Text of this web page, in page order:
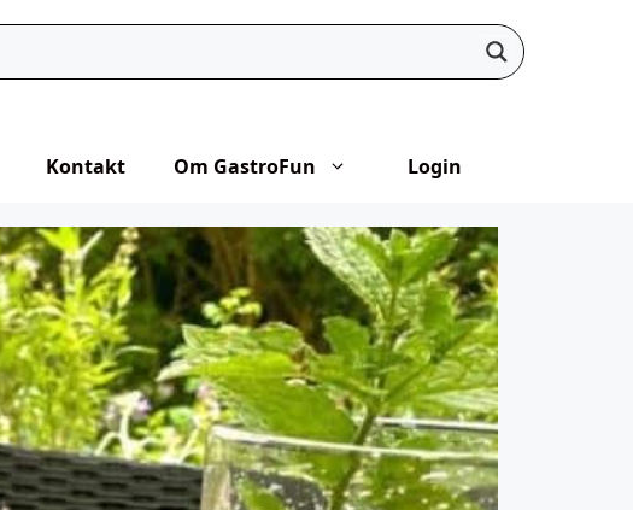
Kontakt Om GastroFun Login